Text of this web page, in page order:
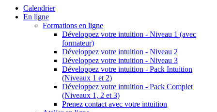
Calendrier
En ligne
Formations en ligne
Développez votre intuition - Niveau 1 (avec
formateur)
Développez votre intuition - Niveau 2
Développez votre intuition - Niveau 3
Développez votre intuition - Pack Intuition
(Niveaux 1 et 2)
Développez votre intuition - Pack Complet
(Niveaux 1, 2 et 3)
Prenez contact avec votre intuition